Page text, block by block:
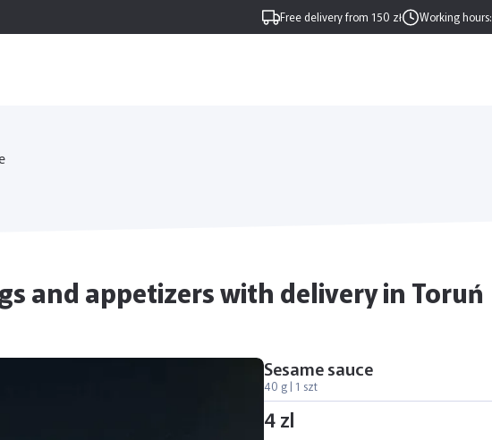
Free delivery from 150 zł Working hours:
and appetizers with delivery in Toruń
Sesame sauce
40 g | 1 szt
4 zl